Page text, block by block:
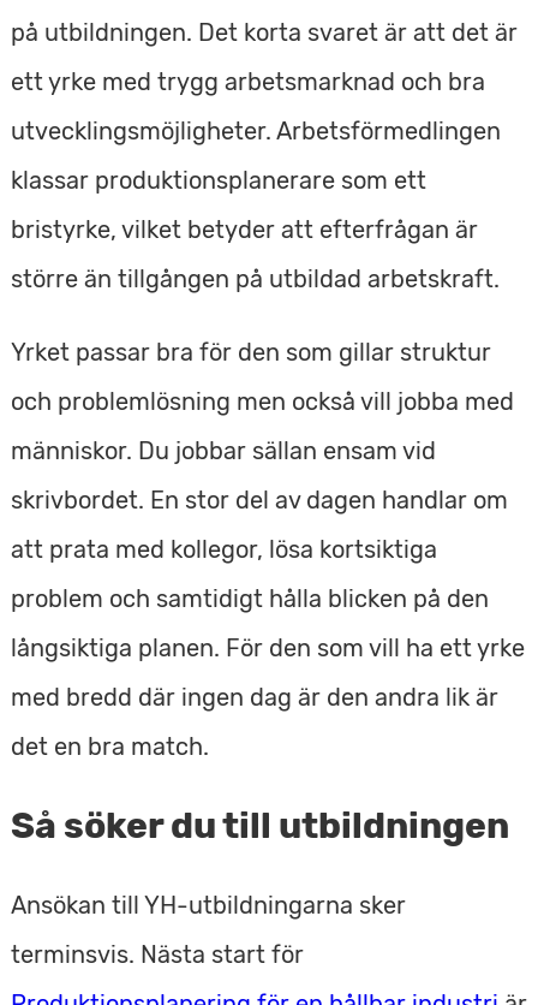
på utbildningen. Det korta svaret är att det är
ett yrke med trygg arbetsmarknad och bra
utvecklingsmöjligheter. Arbetsförmedlingen
klassar produktionsplanerare som ett
bristyrke, vilket betyder att efterfrågan är
större än tillgången på utbildad arbetskraft.
Yrket passar bra för den som gillar struktur
och problemlösning men också vill jobba med
människor. Du jobbar sällan ensam vid
skrivbordet. En stor del av dagen handlar om
att prata med kollegor, lösa kortsiktiga
problem och samtidigt hålla blicken på den
långsiktiga planen. För den som vill ha ett yrke
med bredd där ingen dag är den andra lik är
det en bra match.
Så söker du till utbildningen
Ansökan till YH-utbildningarna sker
terminsvis. Nästa start för